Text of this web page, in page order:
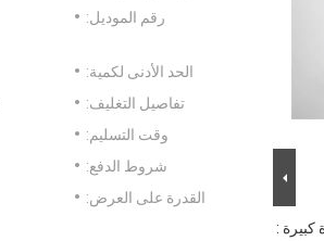
كبيرة :
رقم الموديل:
الحد الأدنى لكمية:
تفاصيل التغليف:
وقت التسليم:
شروط الدفع:
القدرة على العرض: